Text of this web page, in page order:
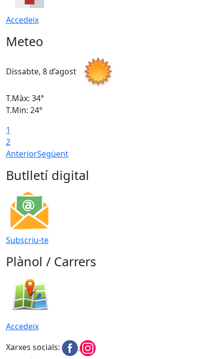
Accedeix
Meteo
Dissabte, 8 d’agost
T.Màx: 34°
T.Min: 24°
1
2
AnteriorSegüent
Butlletí digital
Subscriu-te
Plànol / Carrers
Accedeix
Xarxes socials: